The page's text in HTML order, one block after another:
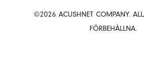
©2026 ACUSHNET COMPANY.
FÖRBEHÅLLNA.